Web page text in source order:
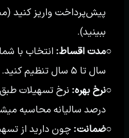
پیش‌پرداخت واریز کنید
ببینید).
○مدت اقساط:
سال تا ۵ سال تنظیم کنید.
○نرخ بهره:
درصد سالیانه محاسبه
○ضمانت: چون دارید از